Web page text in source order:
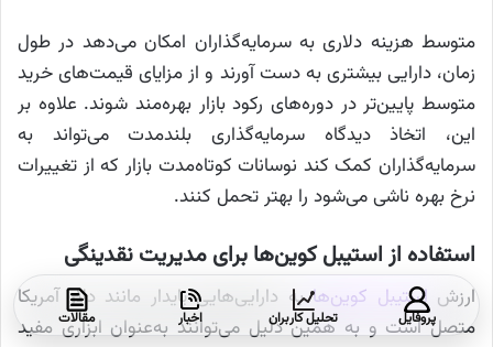
متوسط هزینه دلاری به سرمایه‌گذاران امکان می‌دهد در طول
زمان، دارایی بیشتری به دست آورند و از مزایای قیمت‌های خرید
متوسط پایین‌تر در دوره‌های رکود بازار بهره‌مند شوند. علاوه بر
این، اتخاذ دیدگاه سرمایه‌گذاری بلندمدت می‌تواند به
سرمایه‌گذاران کمک کند نوسانات کوتاه‌مدت بازار که از تغییرات
نرخ بهره ناشی می‌شود را بهتر تحمل کنند.
استفاده از استیبل‌ کوین‌ها برای مدیریت نقدینگی
ارزشاستیبل‌ کوین‌هابه دارایی‌هایی پایدار مانند دلار آمریکا
متصل است و به همین دلیل می‌توانند به‌عنوان ابزاری مفید
پروفایل تحلیل کاربران اخبار مقالات